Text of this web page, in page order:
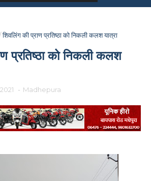
शिवलिंग की प्राण प्रतिष्ठा को निकली कलश यात्रा
प्रतिष्ठा को निकली कलश
- Madhepura